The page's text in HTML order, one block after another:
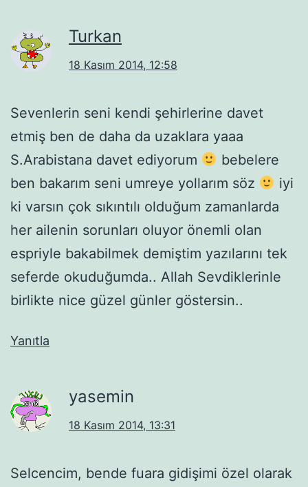
Turkan
18 Kasım 2014, 12:58
Sevenlerin seni kendi şehirlerine davet
etmiş ben de daha da uzaklara yaaa
S.Arabistana davet ediyorum
bebelere
ben bakarım seni umreye yollarım söz
iyi
ki varsın çok sıkıntılı olduğum zamanlarda
her ailenin sorunları oluyor önemli olan
espriyle bakabilmek demiştim yazılarını tek
seferde okuduğumda.. Allah Sevdiklerinle
birlikte nice güzel günler göstersin..
Yanıtla
yasemin
18 Kasım 2014, 13:31
Selcencim, bende fuara gidişimi özel olarak